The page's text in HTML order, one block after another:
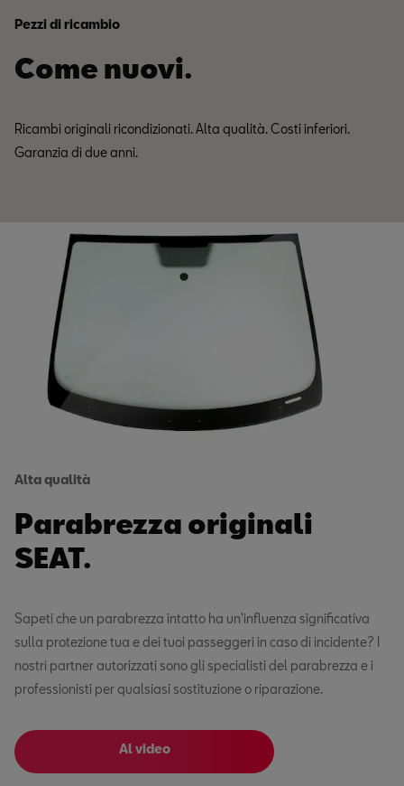
Pezzi di ricambio
Come nuovi.
Ricambi originali ricondizionati. Alta qualità. Costi inferiori.
Garanzia di due anni.
Alta qualità
Parabrezza originali
SEAT.
Sapeti che un parabrezza intatto ha un'influenza significativa
sulla protezione tua e dei tuoi passeggeri in caso di incidente? I
nostri partner autorizzati sono gli specialisti del parabrezza e i
professionisti per qualsiasi sostituzione o riparazione.
Al video